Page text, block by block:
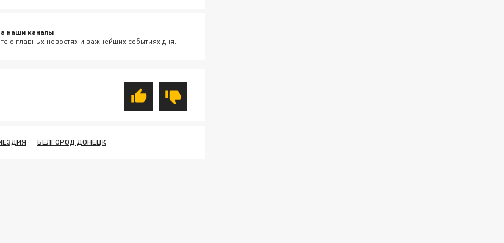
наши каналы
о главных новостях и важнейших событиях дня.
БЕЛГОРОД ДОНЕЦК